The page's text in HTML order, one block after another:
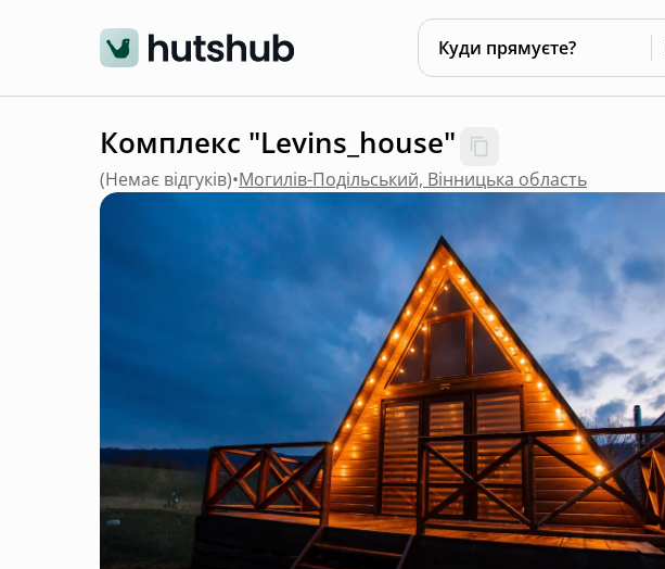
Куди прямуєте?
Комплекс "Levins_house"
(Немає відгуків)•Могилів-Подільський, Вінницька область